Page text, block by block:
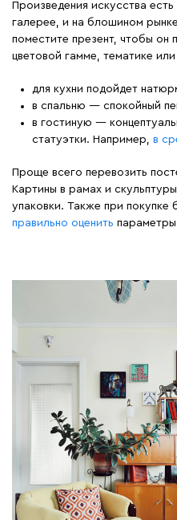
Произведения искусства
галерее, и на блошином
поместите презент, чтобы он
цветовой гамме, тематике
для кухни подойдет
в спальню — спокойный
в гостиную —
статуэтки. Например, в
Проще всего перевозить
Картины в рамах и
упаковки. Также при покупке
правильно оценить